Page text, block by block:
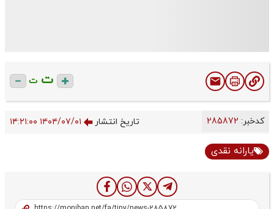
ت ت
کدخبر: تاریخ انتشار ۱۴۰۴/۰۷/۰۱ ۱۴:۲۱:۰۰
یارانه نقدی